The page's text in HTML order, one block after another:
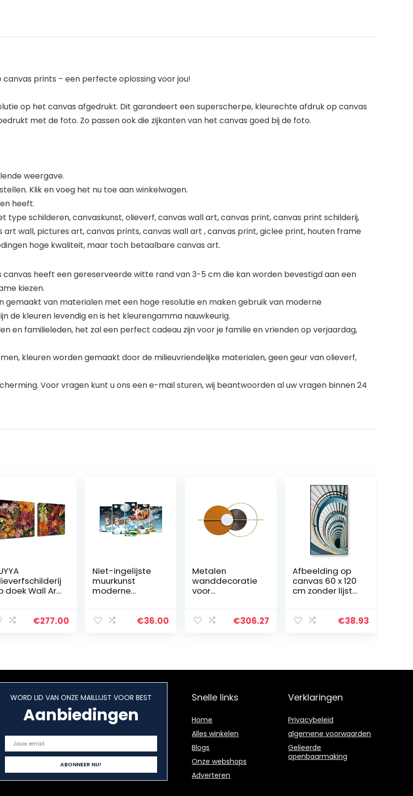
prints – een perfecte oplossing voor jou!
op het canvas afgedrukt. Dit garandeert een superscherpe, kleurechte afdruk op canvas
met de foto. Zo passen ook die zijkanten van het canvas goed bij de foto.
weergave.
Klik en voeg het nu toe aan winkelwagen.
heeft.
type schilderen, canvaskunst, olieverf, canvas wall art, canvas print, canvas print schilderij,
wall, pictures art, canvas prints, canvas wall art , canvas print, giclee print, houten frame
hoge kwaliteit, maar toch betaalbare canvas art.
heeft een gereserveerde witte rand van 3-5 cm die kan worden bevestigd aan een
kiezen.
gemaakt van materialen met een hoge resolutie en maken gebruik van moderne
de kleuren levendig en is het kleurengamma nauwkeurig.
en familieleden, het zal een perfect cadeau zijn voor je familie en vrienden op verjaardag,
kleuren worden gemaakt door de milieuvriendelijke materialen, geen geur van olieverf,
Voor vragen kunt u ons een e-mail sturen, wij beantwoorden al uw vragen binnen 24
doek Wall Art,
€277.00
Niet-ingelijste
muurkunst
moderne
abstracte
€36.00
Metalen
wanddecoratie
voor
Cottage
Decoraties
€306.27
Afbeelding op
canvas 60 x 120
cm zonder lijst
schilderij
€38.93
WORD LID VAN ONZE MAILLIJST VOOR BEST
Aanbiedingen
Snelle links
Home
Alles winkelen
Blogs
Onze webshops
Adverteren
Verklaringen
Privacybeleid
algemene voorwaarden
Gelieerde
openbaarmaking